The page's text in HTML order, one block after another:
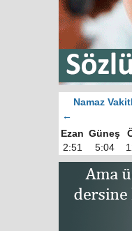
Namaz
←
Ezan Güneş
2:51
5:04